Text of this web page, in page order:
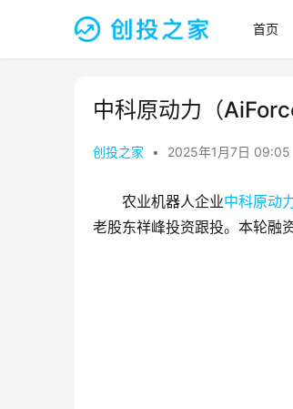
首页
中科原动力（
创投之家 • 2025年1月7日 09:05
农业机器人企业中科原动
老股东祥峰投资跟投。本轮融